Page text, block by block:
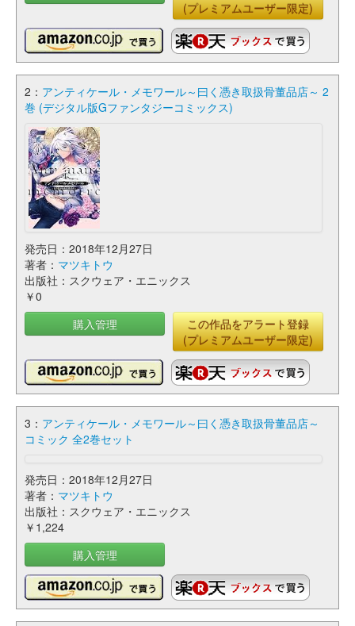
(プレミアムユーザー限定)
2： アンティケール・メモワール～曰く憑き取扱骨董品店～ 2
巻 (デジタル版Gファンタジーコミックス)
発売日：2018年12月27日
著者： マツキトウ
出版社：スクウェア・エニックス
￥0
購入管理
この作品をアラート登録
(プレミアムユーザー限定)
3： アンティケール・メモワール～曰く憑き取扱骨董品店～
コミック 全2巻セット
発売日：2018年12月27日
著者： マツキトウ
出版社：スクウェア・エニックス
￥1,224
購入管理